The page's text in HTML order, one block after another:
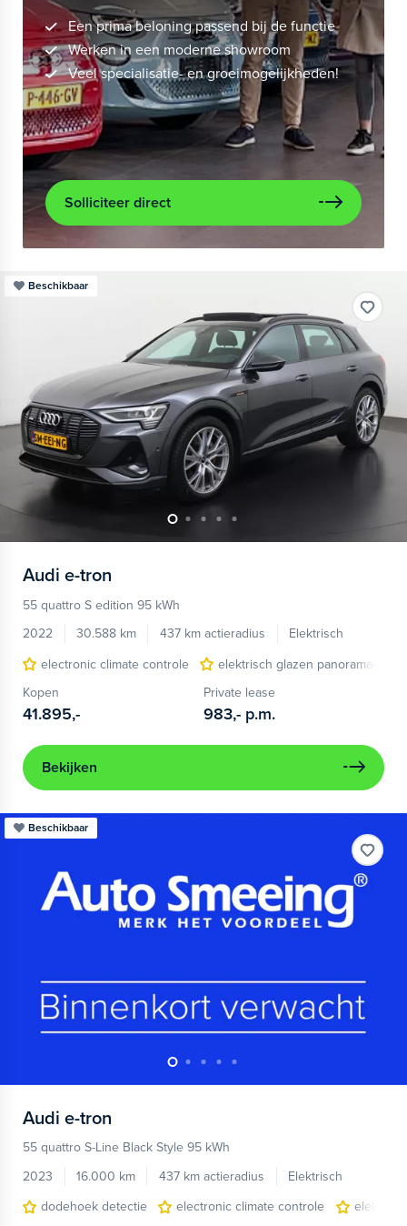
Een prima beloning passend bij de functie
Werken in een moderne showroom
Veel specialisatie- en groeimogelijkheden!
Solliciteer direct
Beschikbaar
Audi e-tron
55 quattro S edition 95 kWh
2022
30.588 km 437 km actieradius
Elektrisch
electronic climate controle
elektrisch glazen panorama-dak
Kopen
41.895,-
Private lease
983,- p.m.
Bekijken
Beschikbaar
Audi e-tron
55 quattro S-Line Black Style 95 kWh
2023
16.000 km 437 km actieradius
Elektrisch
dodehoek detectie
electronic climate controle